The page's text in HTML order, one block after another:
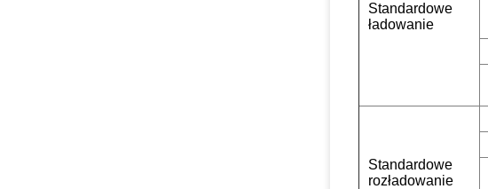
Standardowe
ładowanie
Standardowe
rozładowanie